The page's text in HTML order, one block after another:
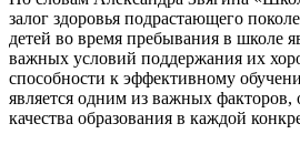
залог здоровья подрастающего
детей во время пребывания в школе
важных условий поддержания их
способности к эффективному
является одним из важных
качества образования в каждой